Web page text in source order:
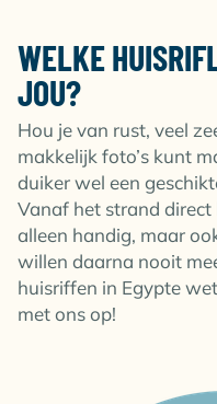
WELKE
JOU?
Hou je van rust, veel
makkelijk foto’s kunt
duiker wel een
Vanaf het strand
alleen handig, maar
willen daarna nooit
huisriffen in Egypte
met ons op!